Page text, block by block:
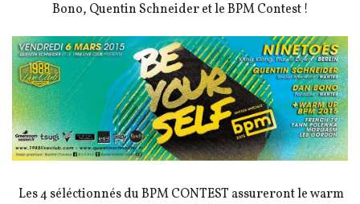
Bono, Quentin Schneider et le BPM Contest !
Les 4 séléctionnés du BPM CONTEST assureront le warm